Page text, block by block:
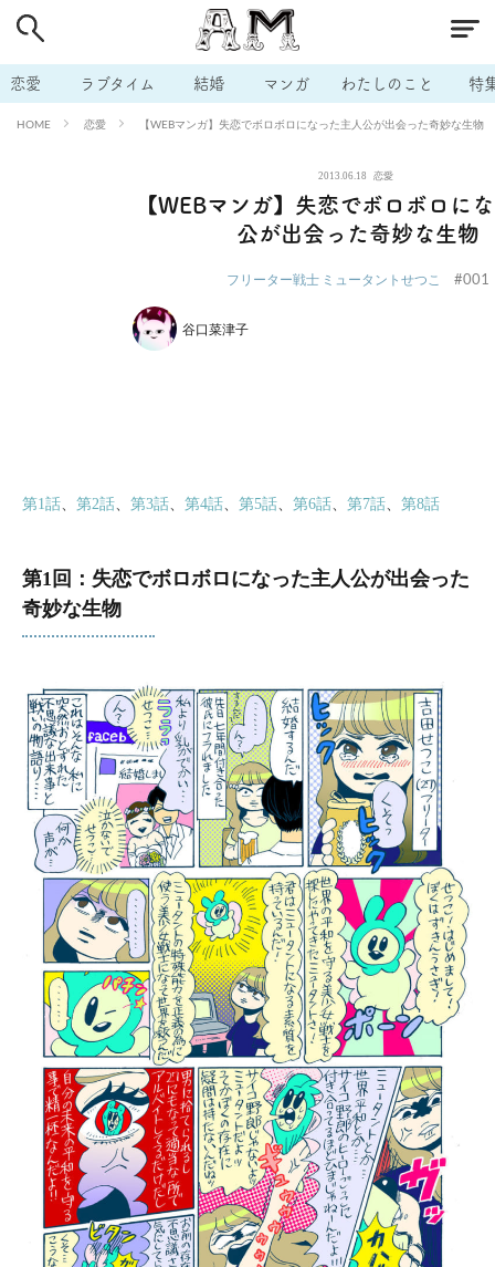
恋愛 ラブタイム 結婚 マンガ わたしのこと 特
HOME 恋愛 【WEBマンガ】失恋でボロボロになった主人公が出会った奇妙な生物
2013.06.18 恋愛
【WEBマンガ】失恋でボロボロに
公が出会った奇妙な生物
フリーター戦士 ミュータントせつこ #001
谷口菜津子
第1話 第2話 第3話 第4話 第5話 第6話 第7話 第8話
第1回：失恋でボロボロになった主人公が出会った
奇妙な生物
# 男の本音 # セフレ # 不倫
# 出会う方法 # マッチングアプリ # ラブグッズ # 体の相